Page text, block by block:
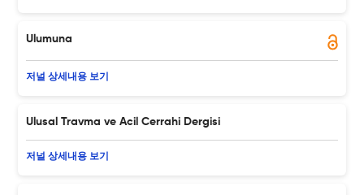
Ulumuna
저널 상세내용 보기
Ulusal Travma ve Acil Cerrahi Dergisi
저널 상세내용 보기